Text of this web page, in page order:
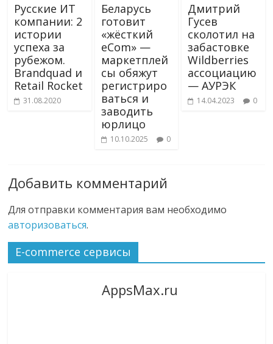
Русские ИТ
компании: 2
истории
успеха за
рубежом.
Brandquad и
Retail Rocket
31.08.2020
Беларусь
готовит
«жёсткий
eCom» —
маркетплей
сы обяжут
регистриро
ваться и
заводить
юрлицо
10.10.2025 0
Дмитрий
Гусев
сколотил на
забастовке
Wildberries
ассоциацию
— АУРЭК
14.04.2023 0
Добавить комментарий
Для отправки комментария вам необходимо
авторизоваться.
E-commerce сервисы
AppsMax.ru